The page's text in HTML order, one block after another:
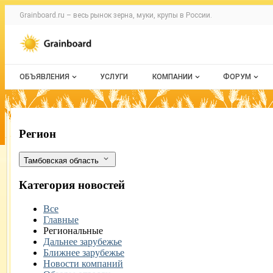
Раздел навигации по сайту
Grainboard.ru – весь рынок зерна, муки, крупы в России.
Авторизация и меню пользователя
Навигация по разделам сайта grainboard.ru
ОБЪЯВЛЕНИЯ
Все объявления
Мои объявления
УСЛУГИ КОМПАНИИ
О каталоге компаний
ФОРУМ
Все темы
Новости зернового рынка в Тамбове и
Фильтры
Регион
Тамбовская область
Категория новостей
Все
Главные
Региональные
Дальнее зарубежье
Ближнее зарубежье
Новости компаний